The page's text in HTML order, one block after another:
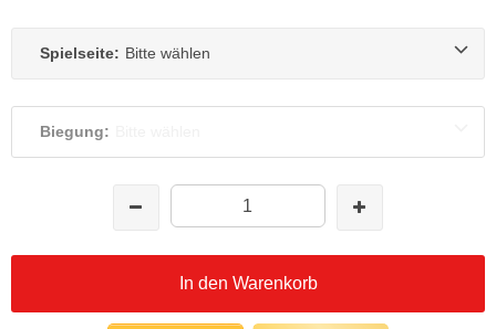
Spielseite: Bitte wählen
Biegung:
In den Warenkorb